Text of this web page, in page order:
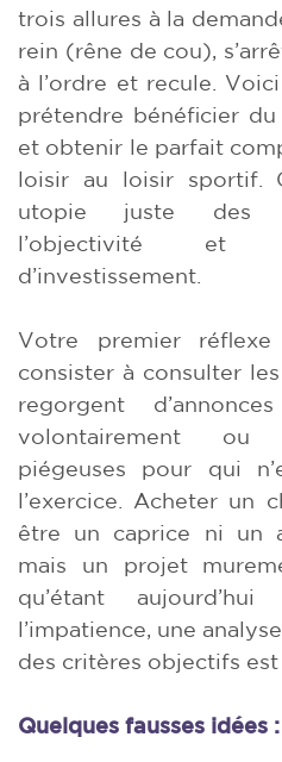
trois allures à la
rein (rêne de cou),
à l’ordre et recule.
prétendre bénéficier
et obtenir le parfait
loisir au loisir sportif.
utopie juste des
l’objectivité et
d’investissement.
Votre premier réflexe
consister à consulter
regorgent
volontairement ou
piégeuses pour qui
l’exercice. Acheter un
être un caprice ni un
mais un projet
qu’étant
l’impatience, une
des critères objectifs est
Quelques fausses idées :